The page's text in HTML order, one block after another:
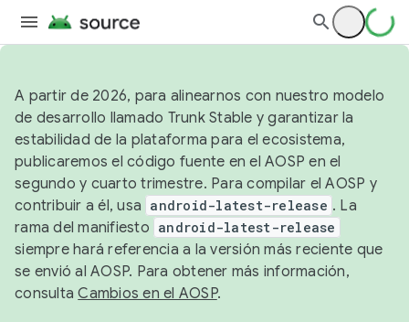
A partir de 2026, para alinearnos con nuestro modelo
de desarrollo llamado Trunk Stable y garantizar la
estabilidad de la plataforma para el ecosistema,
publicaremos el código fuente en el AOSP en el
segundo y cuarto trimestre. Para compilar el AOSP y
contribuir a él, usa android-latest-release . La
rama del manifiesto android-latest-release
siempre hará referencia a la versión más reciente que
se envió al AOSP. Para obtener más información,
consultaCambios en el AOSP.